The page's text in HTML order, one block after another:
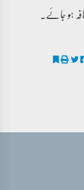
ہو جائے۔